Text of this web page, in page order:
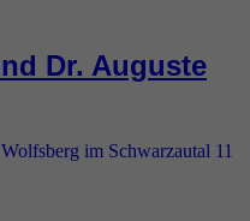
Dr. Auguste
Wolfsberg im Schwarzautal 11